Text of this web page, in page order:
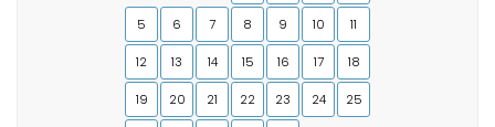
5 6 7 8 9 10 11
12 13 14 15 16 17 18
19 20 21 22 23 24 25